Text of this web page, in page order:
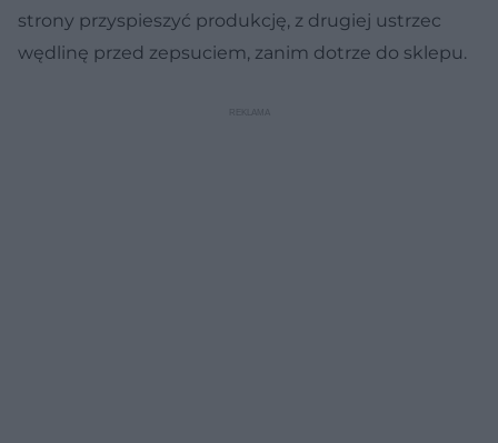
strony przyspieszyć produkcję, z drugiej ustrzec
wędlinę przed zepsuciem, zanim dotrze do sklepu.